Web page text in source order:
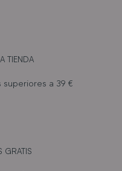
TIENDA
a 39 €
GRATIS